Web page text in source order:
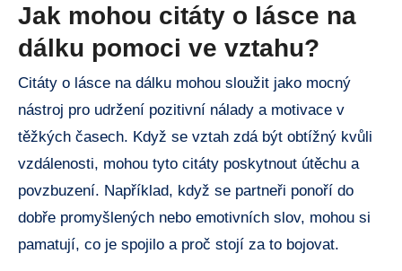
Jak mohou citáty o lásce na
dálku pomoci ve vztahu?
Citáty o lásce na dálku mohou sloužit jako mocný
nástroj pro udržení pozitivní nálady a motivace v
těžkých časech. Když se vztah zdá být obtížný kvůli
vzdálenosti, mohou tyto citáty poskytnout útěchu a
povzbuzení. Například, když se partneři ponoří do
dobře promyšlených nebo emotivních slov, mohou si
pamatují, co je spojilo a proč stojí za to bojovat.